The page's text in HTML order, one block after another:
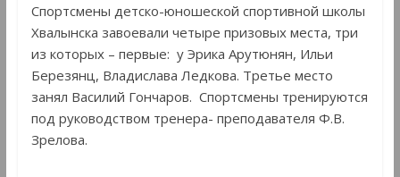
Спортсмены детско-юношеской спортивной школы
Хвалынска завоевали четыре призовых места, три
из которых – первые: у Эрика Арутюнян, Ильи
Березянц, Владислава Ледкова. Третье место
занял Василий Гончаров. Спортсмены тренируются
под руководством тренера- преподавателя Ф.В.
Зрелова.